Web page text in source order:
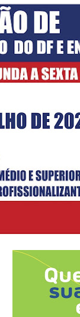
de
de 32% de etanol
Transplante
riscos no
intensifica
quase
após ser
inicia campanha